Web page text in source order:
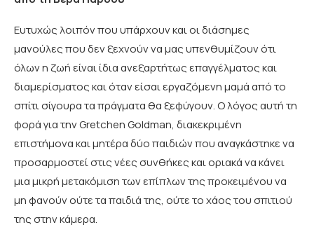
Ευτυχώς λοιπόν που υπάρχουν και οι διάσημες
μανούλες που δεν ξεχνούν να μας υπενθυμίζουν ότι
όλων η ζωή είναι ίδια ανεξαρτήτως επαγγέλματος και
διαμερίσματος και όταν είσαι εργαζόμενη μαμά από το
σπίτι σίγουρα τα πράγματα θα ξεφύγουν. Ο λόγος αυτή τη
φορά για την Gretchen Goldman, διακεκριμένη
επιστήμονα και μητέρα δύο παιδιών που αναγκάστηκε να
προσαρμοστεί στις νέες συνθήκες και οριακά να κάνει
μια μικρή μετακόμιση των επίπλων της προκειμένου να
μη φανούν ούτε τα παιδιά της, ούτε το χάος του σπιτιού
της στην κάμερα.